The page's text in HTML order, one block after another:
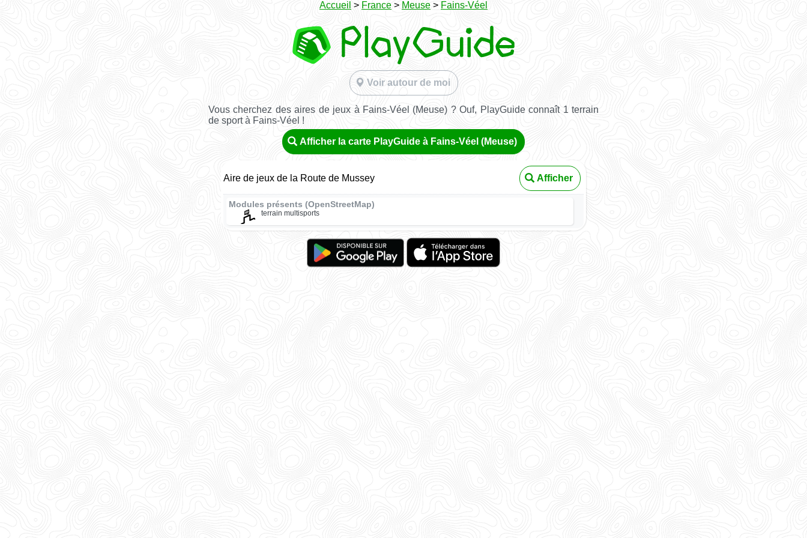
Accueil > France > Meuse > Fains-Véel
Voir autour de moi
Vous cherchez des aires de jeux à Fains-Véel (Meuse) ? Ouf, PlayGuide connaît 1 terrain
de sport à Fains-Véel !
Afficher la carte PlayGuide à Fains-Véel (Meuse)
Aire de jeux de la Route de Mussey Afficher
Modules présents (OpenStreetMap)
terrain multisports